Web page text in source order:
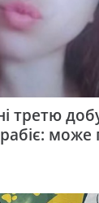
третю
може